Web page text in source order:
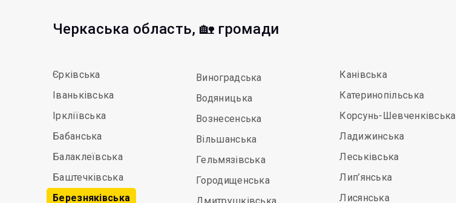
Черкаська область, 🏡 громади
Єрківська
Іваньківська
Іркліївська
Бабанська
Балаклеївська
Баштечківська
Березняківська
Виноградська
Водяницька
Вознесенська
Вільшанська
Гельмязівська
Городищенська
Канівська
Катеринопільська
Корсунь-Шевченківська
Ладижинська
Леськівська
Лип’янська
Лисянська